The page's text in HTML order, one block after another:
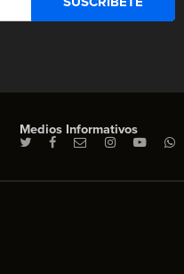
Medios Informativos